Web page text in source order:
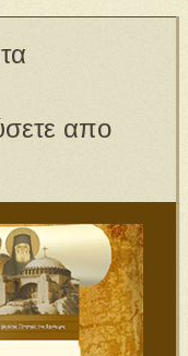
απο